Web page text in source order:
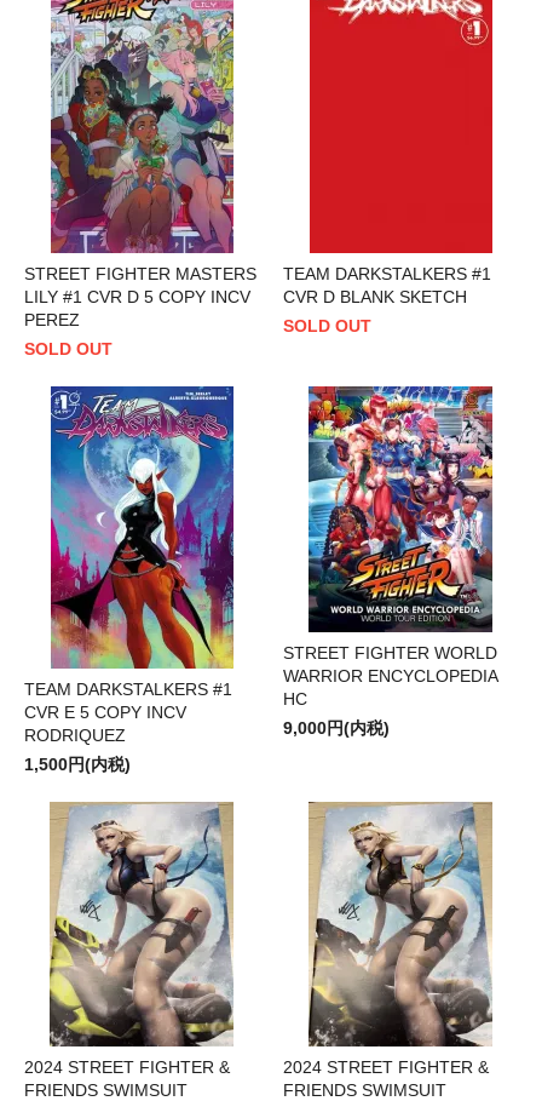
STREET FIGHTER MASTERS
LILY #1 CVR D 5 COPY INCV
PEREZ
SOLD OUT
TEAM DARKSTALKERS #1
CVR D BLANK SKETCH
SOLD OUT
TEAM DARKSTALKERS #1
CVR E 5 COPY INCV
RODRIQUEZ
1,500円(内税)
STREET FIGHTER WORLD
WARRIOR ENCYCLOPEDIA
HC
9,000円(内税)
2024 STREET FIGHTER &
FRIENDS SWIMSUIT
2024 STREET FIGHTER &
FRIENDS SWIMSUIT